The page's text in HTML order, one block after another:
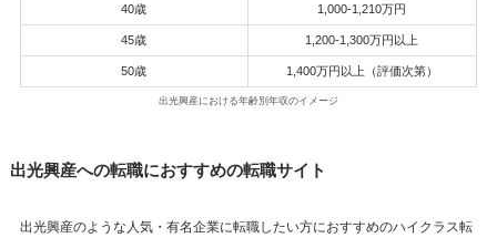
40歳 1,000-1,210万円
45歳 1,200-1,300万円以上
50歳 1,400万円以上（評価次第）
出光興産における年齢別年収のイメージ
出光興産への転職におすすめの転職サイト
出光興産のような人気・有名企業に転職したい方におすすめのハイクラス転